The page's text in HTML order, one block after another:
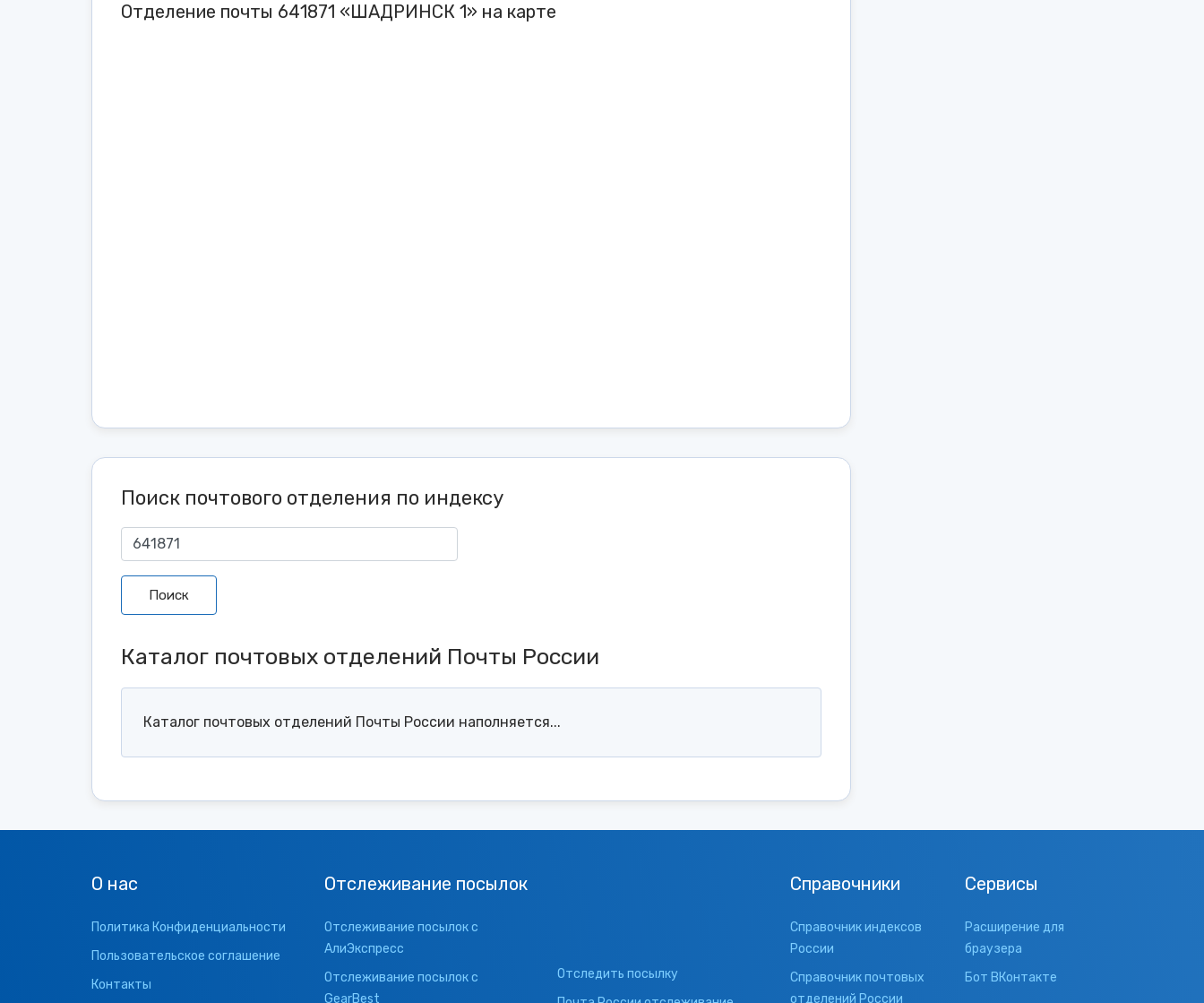
Отделение почты 641871 «ШАДРИНСК 1» на карте
Поиск почтового отделения по индексу
Поиск
Каталог почтовых отделений Почты России
Каталог почтовых отделений Почты России наполняется...
О нас
Политика Конфиденциальности
Пользовательское соглашение
Контакты
Отслеживание посылок
Отслеживание посылок с
АлиЭкспресс
Отслеживание посылок с
GearBest
Отследить посылку
Справочники
Справочник индексов
России
Справочник почтовых
отделений России
Сервисы
Расширение для
браузера
Бот ВКонтакте